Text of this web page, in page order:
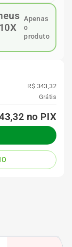
Apenas
o
produto
R$ 343,32
Grátis
no PIX